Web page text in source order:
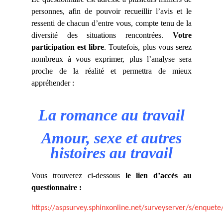
personnes, afin de pouvoir recueillir l’avis et le
ressenti de chacun d’entre vous, compte tenu de la
diversité des situations rencontrées.Votre
participation est libre. Toutefois, plus vous serez
nombreux à vous exprimer, plus l’analyse sera
proche de la réalité et permettra de mieux
appréhender :
La romance au travail
Amour, sexe et autres
histoires au travail
Vous trouverez ci-dessous le lien d’accès au
questionnaire :
https://aspsurvey.sphinxonline.net/surveyserver/s/